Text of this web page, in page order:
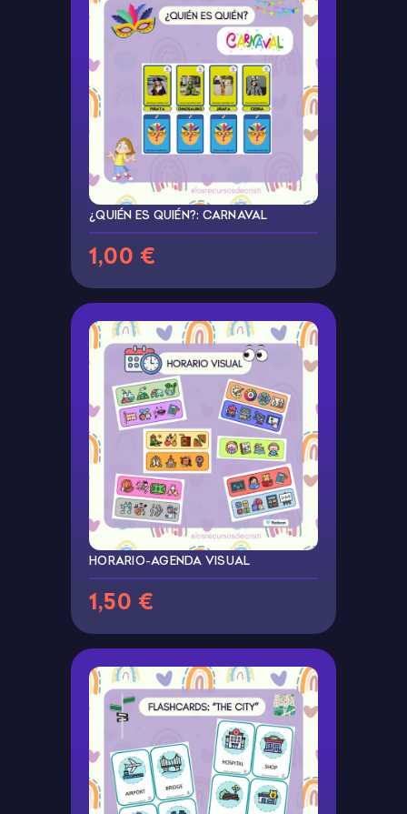
¿QUIÉN ES QUIÉN?: CARNAVAL
1,00 €
HORARIO-AGENDA VISUAL
1,50 €